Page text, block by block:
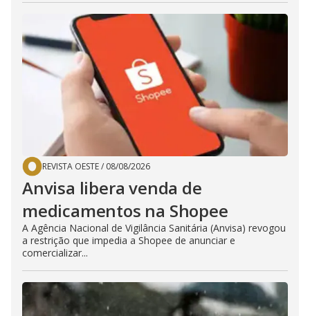
REVISTA OESTE/ 08/08/2026
Anvisa libera venda de
medicamentos na Shopee
A Agência Nacional de Vigilância Sanitária (Anvisa) revogou
a restrição que impedia a Shopee de anunciar e
comercializar...